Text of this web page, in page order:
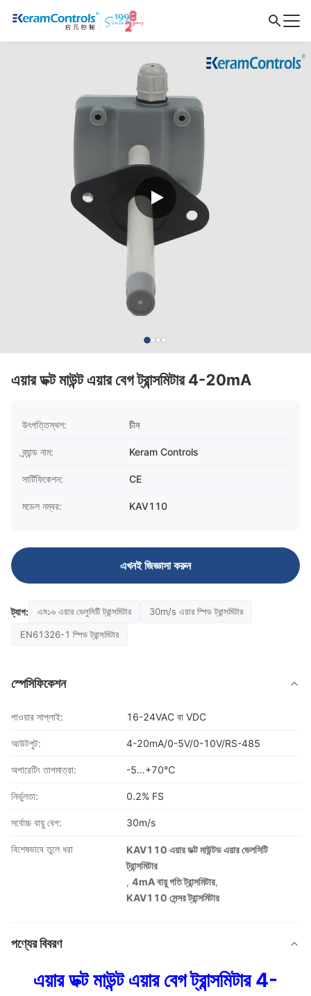
এয়ার ডক্ট মাউন্ট এয়ার বেগ ট্রান্সমিটার 4-20mA
উৎপত্তিস্থল: চীন
ব্র্যান্ড নাম: Keram Controls
সার্টিফিকেশন: CE
মডেল নম্বর: KAV110
এখনই জিজ্ঞাসা করুন
ট্যাগ: এম১৬ এয়ার ভেলুসিটি ট্রান্সমিটার 30m/s এয়ার স্পিড ট্রান্সমিটার
EN61326-1 স্পিড ট্রান্সমিটার
স্পেসিফিকেশন
পাওয়ার সাপ্লাই: 16-24VAC বা VDC
আউটপুট: 4-20mA/0-5V/0-10V/RS-485
অপারেটিং তাপমাত্রা: -5…+70℃
নির্ভুলতা: 0.2% FS
সর্বোচ্চ বায়ু বেগ: 30m/s
বিশেষভাবে তুলে ধরা
KAV110 এয়ার ডক্ট মাউন্টড এয়ার ভেলসিটি
ট্রান্সমিটার
,4mA বায়ু গতি ট্রান্সমিটার,
KAV110 সেন্সর ট্রান্সমিটার
পণ্যের বিবরণ
এয়ার ডক্ট মাউন্ট এয়ার বেগ ট্রান্সমিটার 4-